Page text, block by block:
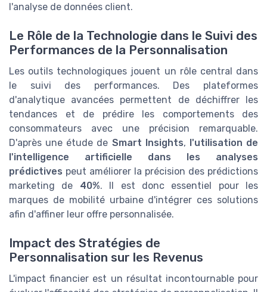
l'analyse de données client.
Le Rôle de la Technologie dans le Suivi des
Performances de la Personnalisation
Les outils technologiques jouent un rôle central dans
le suivi des performances. Des plateformes
d'analytique avancées permettent de déchiffrer les
tendances et de prédire les comportements des
consommateurs avec une précision remarquable.
D'après une étude de Smart Insights, l'utilisation de
l'intelligence artificielle dans les analyses
prédictives peut améliorer la précision des prédictions
marketing de 40%. Il est donc essentiel pour les
marques de mobilité urbaine d'intégrer ces solutions
afin d'affiner leur offre personnalisée.
Impact des Stratégies de
Personnalisation sur les Revenus
L'impact financier est un résultat incontournable pour